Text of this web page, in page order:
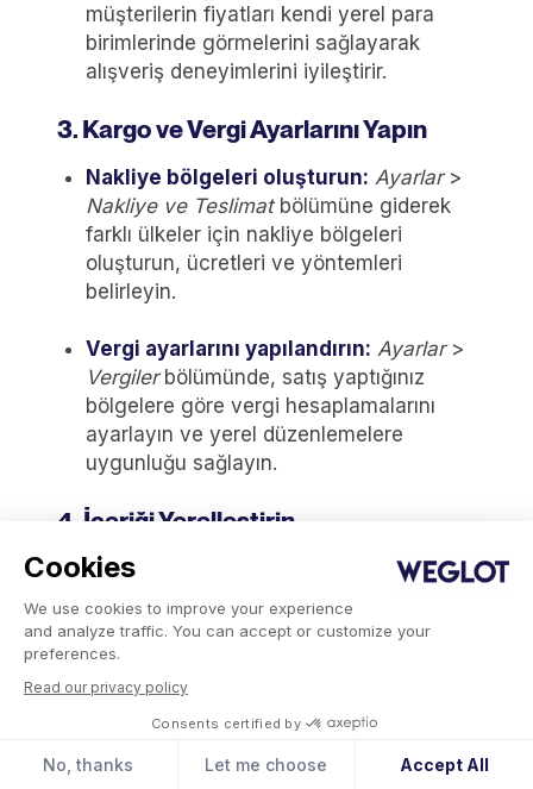
Cookies
We use cookies to improve your experience
and analyze traffic. You can accept or customize your
preferences.
Read our privacy policy
Consents certified by
No, thanks Let me choose Accept All
müşterilerin fiyatları kendi yerel para
birimlerinde görmelerini sağlayarak
alışveriş deneyimlerini iyileştirir.
3. Kargo ve Vergi Ayarlarını Yapın
Nakliye bölgeleri oluşturun: Ayarlar>
Nakliye ve Teslimatbölümüne giderek
farklı ülkeler için nakliye bölgeleri
oluşturun, ücretleri ve yöntemleri
belirleyin.
Vergi ayarlarını yapılandırın: Ayarlar>
Vergilerbölümünde, satış yaptığınız
bölgelere göre vergi hesaplamalarını
ayarlayın ve yerel düzenlemelere
uygunluğu sağlayın.
4. İçeriği Yerelleştirin
Ürün açıklamalarını, pazarlama
materyallerini ve müşteri hizmetleri
kaynaklarını yerel kitlelerle bağlantı kuracak
şekilde uyarlayın. Aşağıdaki gibi bir çeviri
uygulaması kullanmayı düşünün
daha fazla kolaylık ve verimlilik katmak için.